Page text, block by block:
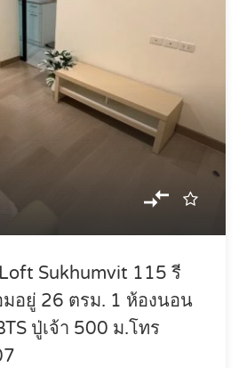
Sukhumvit 115 รี
มอยู่ 26 ตรม. 1 ห้องนอน
ปู่เจ้า 500 ม.โทร